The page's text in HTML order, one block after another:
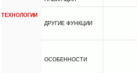
ТЕХНОЛОГИИ
ДРУГИЕ ФУНКЦИИ
ОСОБЕННОСТИ